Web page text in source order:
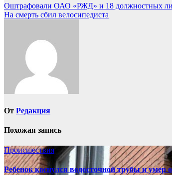
Навигация
по
Оштрафовали ОАО «РЖД» и 18 должностных
На смерть сбил велосипедиста
От Редакция
Похожая запись
Происшествия
Ребенок коснулся водосточной трубы и умер